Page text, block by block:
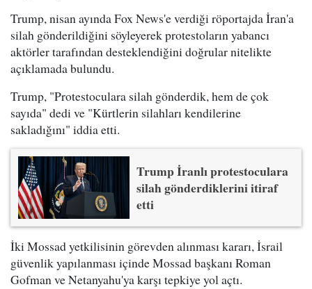
Trump, nisan ayında Fox News'e verdiği röportajda İran'a
silah gönderildiğini söyleyerek protestoların yabancı
aktörler tarafından desteklendiğini doğrular nitelikte
açıklamada bulundu.
Trump, "Protestoculara silah gönderdik, hem de çok
sayıda" dedi ve "Kürtlerin silahları kendilerine
sakladığını" iddia etti.
Trump İranlı protestoculara
silah gönderdiklerini itiraf
etti
İki Mossad yetkilisinin görevden alınması kararı, İsrail
güvenlik yapılanması içinde Mossad başkanı Roman
Gofman ve Netanyahu'ya karşı tepkiye yol açtı.